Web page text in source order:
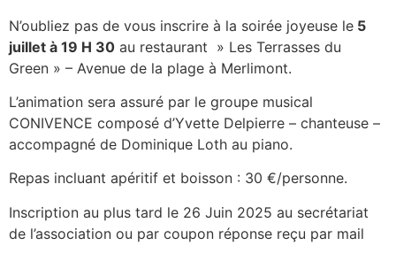
N’oubliez pas de vous inscrire à la soirée joyeuse le 5
juillet à 19 H 30 au restaurant » Les Terrasses du
Green » – Avenue de la plage à Merlimont.
L’animation sera assuré par le groupe musical
CONIVENCE composé d’Yvette Delpierre – chanteuse –
accompagné de Dominique Loth au piano.
Repas incluant apéritif et boisson : 30 €/personne.
Inscription au plus tard le 26 Juin 2025 au secrétariat
de l’association ou par coupon réponse reçu par mail